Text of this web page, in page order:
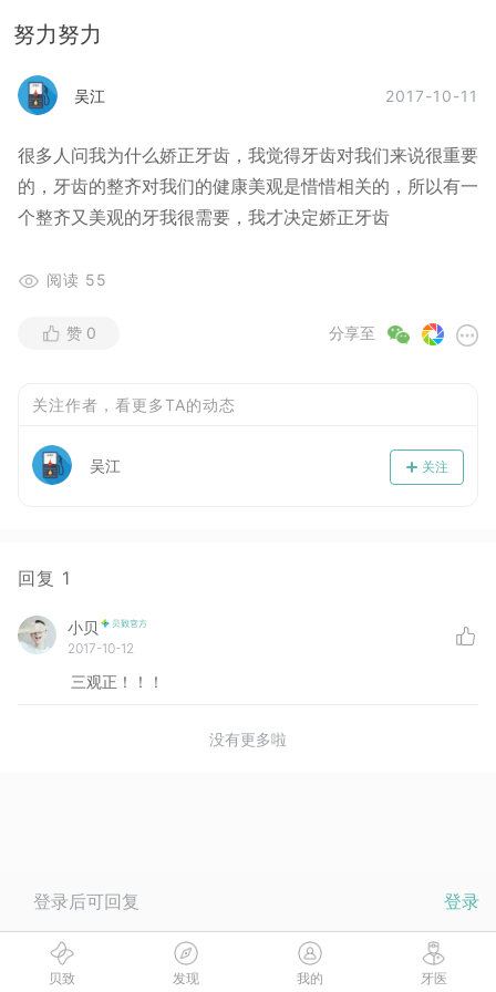
努力努力
吴江 2017-10-11
很多人问我为什么娇正牙齿，我觉得牙齿对我们来说很重要
的，牙齿的整齐对我们的健康美观是惜惜相关的，所以有一
个整齐又美观的牙我很需要，我才决定娇正牙齿
阅读 55
分享至
赞 0
关注作者，看更多TA的动态
关注
吴江
回复 1
小贝
2017-10-12
三观正！！！
没有更多啦
登录后可回复 登录
贝致 发现 我的 牙医